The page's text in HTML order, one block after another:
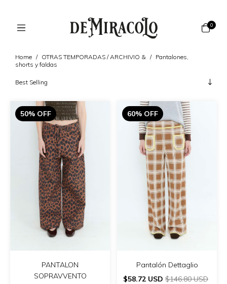
0
Home / OTRAS TEMPORADAS / ARCHIVIO & / Pantalones,
shorts y faldas
50% OFF
PANTALON
SOPRAVVENTO
60% OFF
Pantalón Dettaglio
$58.72 USD $146.80 USD